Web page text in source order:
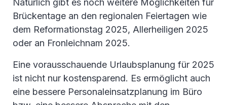
Natürlich gibt es noch weitere Möglichkeiten für
Brückentage an den regionalen Feiertagen wie
dem Reformationstag 2025, Allerheiligen 2025
oder an Fronleichnam 2025.
Eine vorausschauende Urlaubsplanung für 2025
ist nicht nur kostensparend. Es ermöglicht auch
eine bessere Personaleinsatzplanung im Büro